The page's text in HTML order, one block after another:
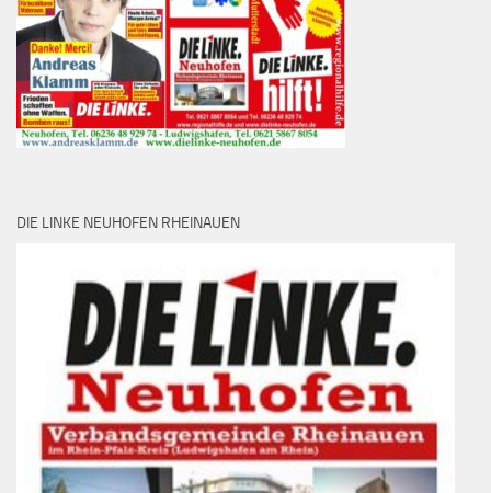
DIE LINKE NEUHOFEN RHEINAUEN